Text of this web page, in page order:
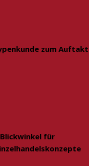
zum Auftakt
für